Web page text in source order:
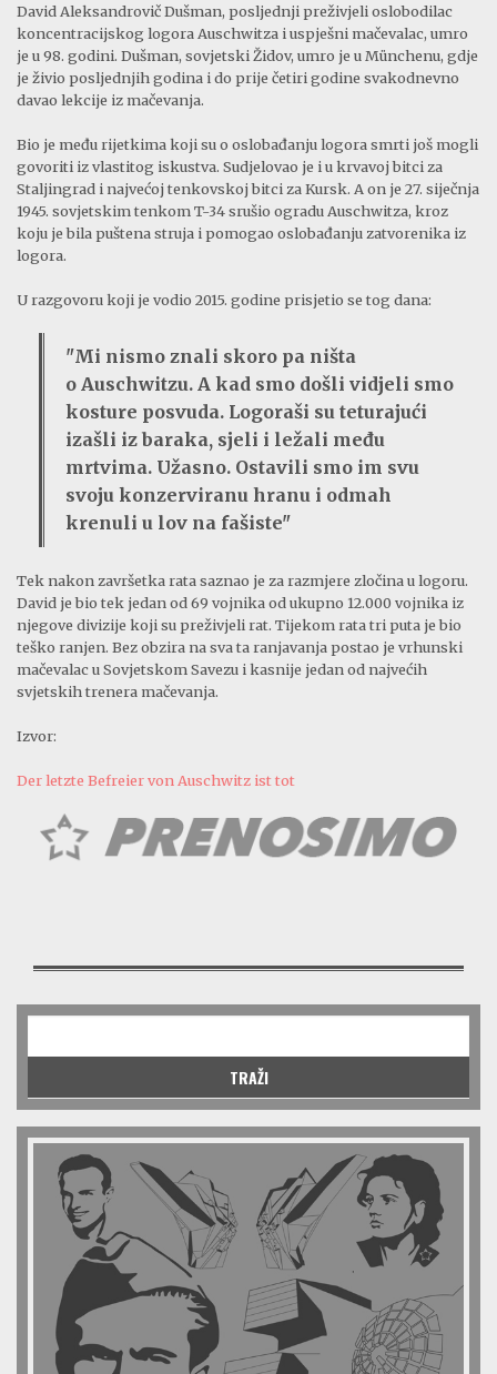
David Aleksandrovič Dušman, posljednji preživjeli oslobodilac
koncentracijskog logora Auschwitza i uspješni mačevalac, umro
je u 98. godini. Dušman, sovjetski Židov, umro je u Münchenu, gdje
je živio posljednjih godina i do prije četiri godine svakodnevno
davao lekcije iz mačevanja.
Bio je među rijetkima koji su o oslobađanju logora smrti još mogli
govoriti iz vlastitog iskustva. Sudjelovao je i u krvavoj bitci za
Staljingrad i najvećoj tenkovskoj bitci za Kursk. A on je 27. siječnja
1945. sovjetskim tenkom T-34 srušio ogradu Auschwitza, kroz
koju je bila puštena struja i pomogao oslobađanju zatvorenika iz
logora.
U razgovoru koji je vodio 2015. godine prisjetio se tog dana:
"Mi nismo znali skoro pa ništa
o Auschwitzu. A kad smo došli vidjeli smo
kosture posvuda. Logoraši su teturajući
izašli iz baraka, sjeli i ležali među
mrtvima. Užasno. Ostavili smo im svu
svoju konzerviranu hranu i odmah
krenuli u lov na fašiste"
Tek nakon završetka rata saznao je za razmjere zločina u logoru.
David je bio tek jedan od 69 vojnika od ukupno 12.000 vojnika iz
njegove divizije koji su preživjeli rat. Tijekom rata tri puta je bio
teško ranjen. Bez obzira na sva ta ranjavanja postao je vrhunski
mačevalac u Sovjetskom Savezu i kasnije jedan od najvećih
svjetskih trenera mačevanja.
Izvor:
Der letzte Befreier von Auschwitz ist tot